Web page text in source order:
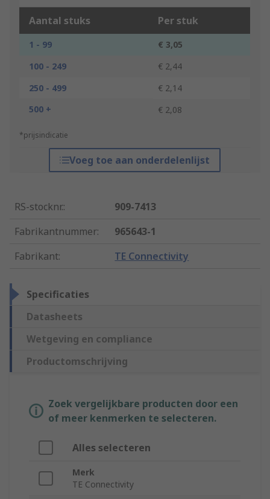
Aantal stuks Per stuk
1 - 99
€ 3,05
100 - 249
€ 2,44
250 - 499
€ 2,14
500 +
€ 2,08
*prijsindicatie
Voeg toe aan onderdelenlijst
RS-stocknr.:
909-7413
Fabrikantnummer:
965643-1
Fabrikant: TE Connectivity
Specificaties
Datasheets
Wetgeving en compliance
Productomschrijving
Zoek vergelijkbare producten door een
of meer kenmerken te selecteren.
Alles selecteren
Merk
TE Connectivity